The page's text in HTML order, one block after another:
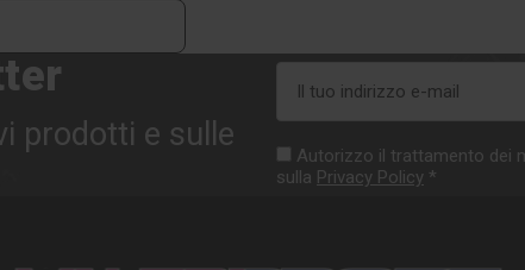
prodotti e sulle
mail
Autorizzo il trattamento dei
sulla Privacy Policy *